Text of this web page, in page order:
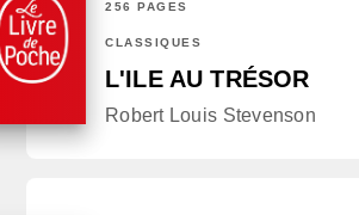
256 PAGES
CLASSIQUES
L'ILE AU TRÉSOR
Robert Louis Stevenson